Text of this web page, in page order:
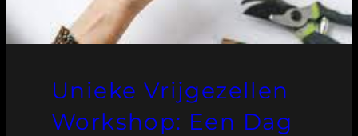
Unieke Vrijgezellen
Workshop: Een Dag